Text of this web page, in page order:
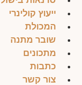
ייעוץ קולינרי
המכולת
שובר מתנה
מתכונים
כתבות
צור קשר